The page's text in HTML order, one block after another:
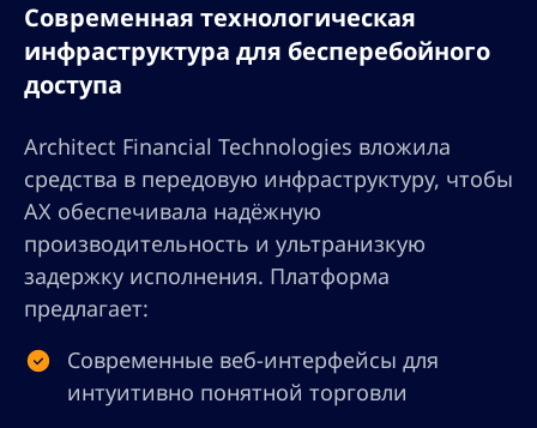
Современная технологическая
инфраструктура для бесперебойного
доступа
Architect Financial Technologies вложила
средства в передовую инфраструктуру, чтобы
AX обеспечивала надёжную
производительность и ультранизкую
задержку исполнения. Платформа
предлагает:
Современные веб-интерфейсы для
интуитивно понятной торговли